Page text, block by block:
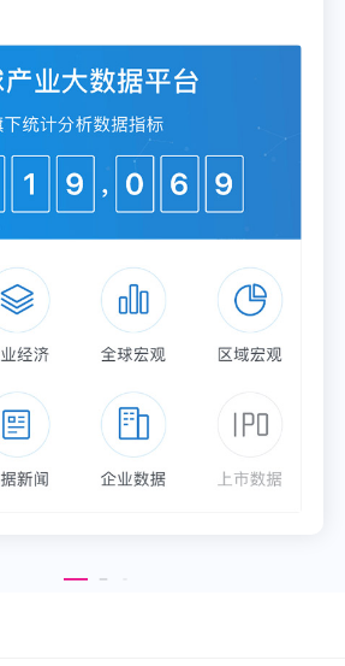
出质疑，因为稿件长短不一，论
使350美元，也会使出版社不堪
章平均2.2个审稿人，这意味着每
25%，这意味着每篇稿件的支出
非常大的开支。
可能的结果是编辑部会减少论文
而把低质量的论文由编辑部就拦
了高质量论文得到快速高质量审
志社之间的合同